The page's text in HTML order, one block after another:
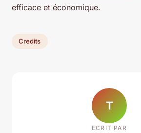
efficace et économique.
Credits
T
ECRIT PAR